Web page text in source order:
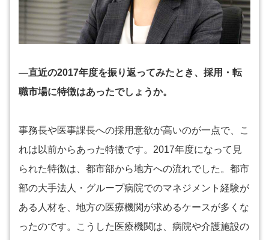
―直近の2017年度を振り返ってみたとき、採用・転
職市場に特徴はあったでしょうか。
事務長や医事課長への採用意欲が高いのが一点で、こ
れは以前からあった特徴です。2017年度になって見
られた特徴は、都市部から地方への流れでした。都市
部の大手法人・グループ病院でのマネジメント経験が
ある人材を、地方の医療機関が求めるケースが多くな
ったのです。こうした医療機関は、病院や介護施設の